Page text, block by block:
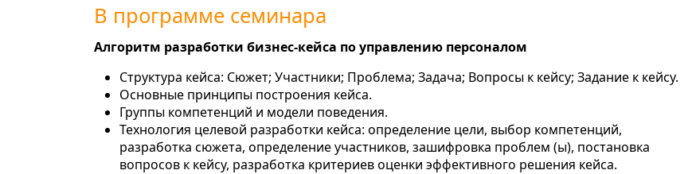
В программе семинара
Алгоритм разработки бизнес-кейса по управлению персоналом
Структура кейса: Сюжет; Участники; Проблема; Задача; Вопросы к кейсу; Задание к кейсу.
Основные принципы построения кейса.
Группы компетенций и модели поведения.
Технология целевой разработки кейса: определение цели, выбор компетенций,
разработка сюжета, определение участников, зашифровка проблем (ы), постановка
вопросов к кейсу, разработка критериев оценки эффективного решения кейса.